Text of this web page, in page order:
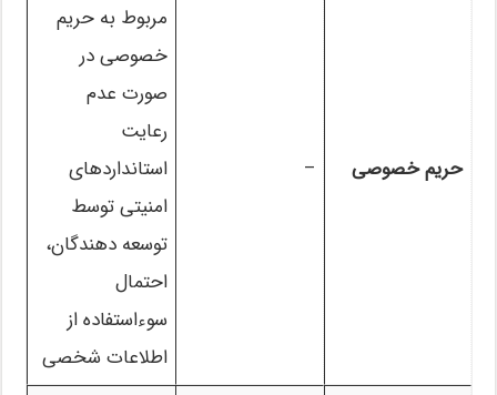
حریم خصوصی –
مربوط به حریم
خصوصی در
صورت عدم
رعایت
استانداردهای
امنیتی توسط
توسعه دهندگان،
احتمال
سوءاستفاده از
اطلاعات شخصی